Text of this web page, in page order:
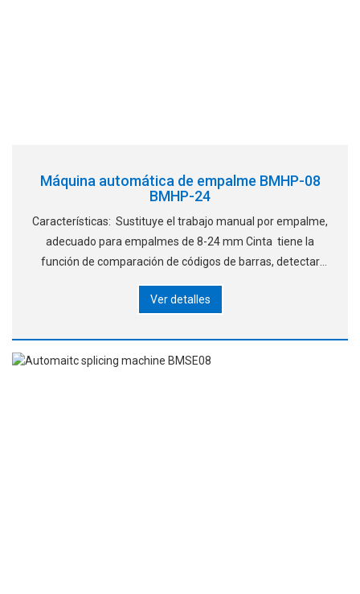
Máquina automática de empalme BMHP-08
BMHP-24
Características: Sustituye el trabajo manual por empalme,
adecuado para empalmes de 8-24 mm Cinta tiene la
función de comparación de códigos de barras, detectar
comparación de fuentes y caracteres de estampado, S
Ver detalles